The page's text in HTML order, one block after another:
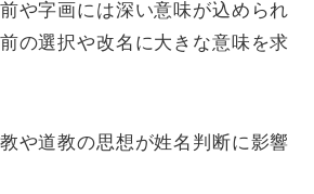
や字画には深い意味が込められ
の選択や改名に大きな意味を求
や道教の思想が姓名判断に影響